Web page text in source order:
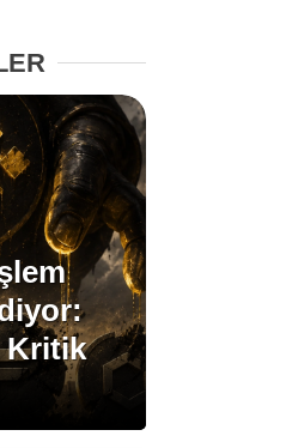
XRP Haberleri
Memecoin Haberleri
Stablecoin Haberleri
Facebook
Instagram
Kritik